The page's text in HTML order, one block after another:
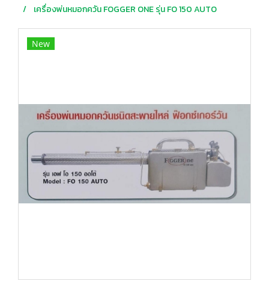
เครื่องพ่นหมอกควัน FOGGER ONE รุ่น FO 150 AUTO
New